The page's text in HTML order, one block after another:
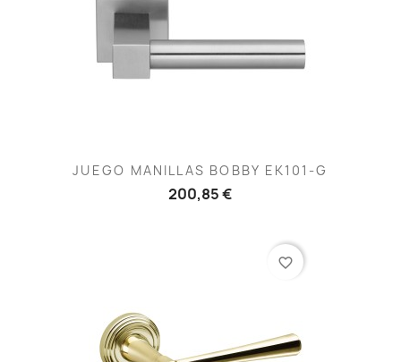
JUEGO MANILLAS BOBBY EK101-G
200,85 €
favorite_border